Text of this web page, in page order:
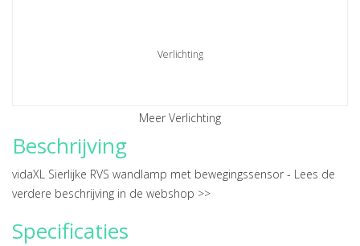
Verlichting
Meer Verlichting
Beschrijving
vidaXL Sierlijke RVS wandlamp met bewegingssensor - Lees de
verdere beschrijving in de webshop >>
Specificaties